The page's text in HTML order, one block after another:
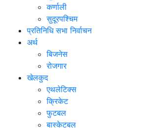
कर्णाली
सुदूरपश्चिम
प्रतिनिधि सभा निर्वाचन
अर्थ
बिजनेस
रोजगार
खेलकुद
एथलेटिक्स
क्रिकेट
फुटबल
बास्केटबल